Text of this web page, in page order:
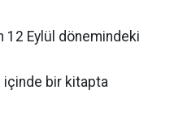
12 Eylül dönemindeki
içinde bir kitapta